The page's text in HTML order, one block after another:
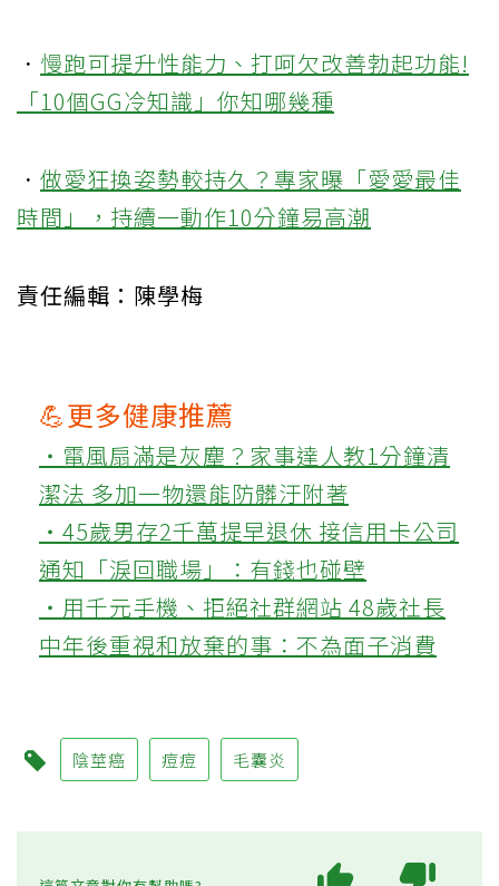
． 慢跑可提升性能力、打呵欠改善勃起功能!
「10個GG冷知識」你知哪幾種
． 做愛狂換姿勢較持久？專家曝「愛愛最佳
時間」，持續一動作10分鐘易高潮
責任編輯：陳學梅
💪更多健康推薦
‧電風扇滿是灰塵？家事達人教1分鐘清
潔法 多加一物還能防髒汙附著
‧45歲男存2千萬提早退休 接信用卡公司
通知「淚回職場」：有錢也碰壁
‧用千元手機、拒絕社群網站 48歲社長
中年後重視和放棄的事：不為面子消費
陰莖癌 痘痘 毛囊炎